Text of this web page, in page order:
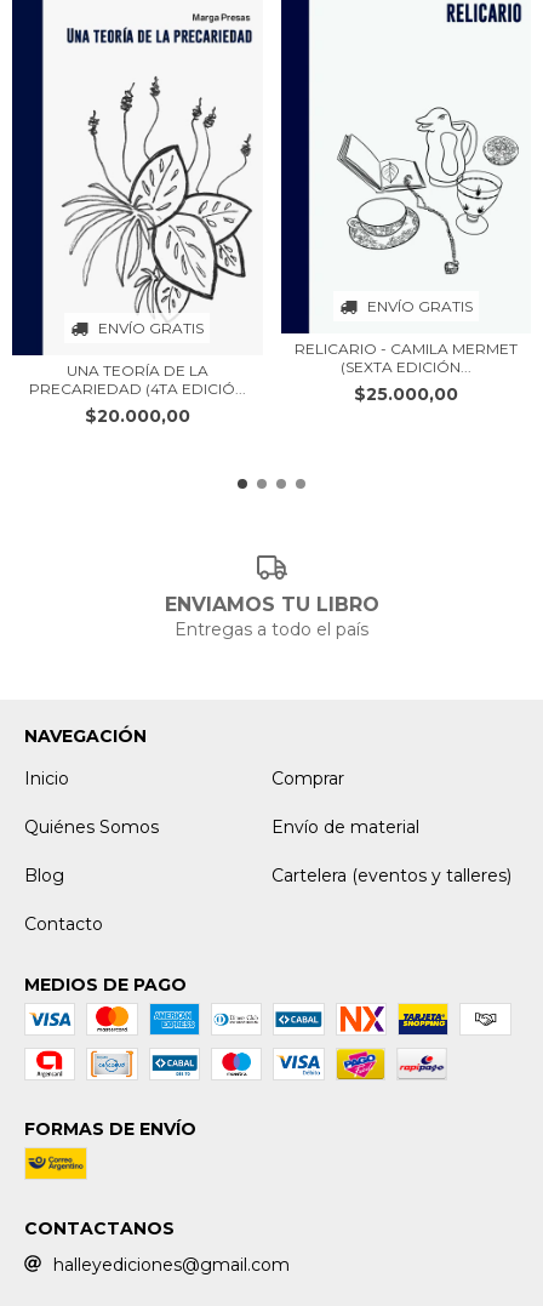
ENVÍO GRATIS
UNA TEORÍA DE LA
PRECARIEDAD (4TA EDICIÓ...
$20.000,00
ENVÍO GRATIS
RELICARIO - CAMILA MERMET
(SEXTA EDICIÓN...
$25.000,00
ENVIAMOS TU LIBRO
Entregas a todo el país
NAVEGACIÓN
Inicio
Comprar
Quiénes Somos Envío de material
Blog Cartelera (eventos y talleres)
Contacto
MEDIOS DE PAGO
FORMAS DE ENVÍO
CONTACTANOS
halleyediciones@gmail.com